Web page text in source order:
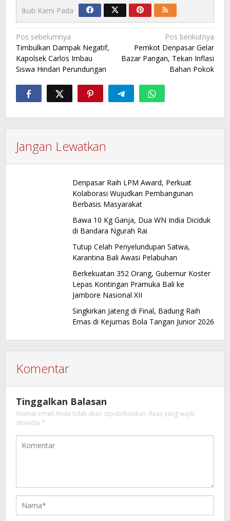
Ikuti Kami Pada
Navigasi
pos
Pos sebelumnya
Timbulkan Dampak Negatif,
Kapolsek Carlos Imbau
Siswa Hindari Perundungan
Pos berikutnya
Pemkot Denpasar Gelar
Bazar Pangan, Tekan Inflasi
Bahan Pokok
Jangan Lewatkan
Denpasar Raih LPM Award, Perkuat
Kolaborasi Wujudkan Pembangunan
Berbasis Masyarakat
Bawa 10 Kg Ganja, Dua WN India Diciduk
di Bandara Ngurah Rai
Tutup Celah Penyelundupan Satwa,
Karantina Bali Awasi Pelabuhan
Berkekuatan 352 Orang, Gubernur Koster
Lepas Kontingan Pramuka Bali ke
Jambore Nasional XII
Singkirkan Jateng di Final, Badung Raih
Emas di Kejurnas Bola Tangan Junior 2026
Komentar
Tinggalkan Balasan
Alamat email Anda tidak akan dipublikasikan. Ruas yang wajib
ditandai *